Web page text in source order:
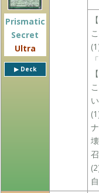
Prismatic
Secret
Ultra
▶︎ Deck
い